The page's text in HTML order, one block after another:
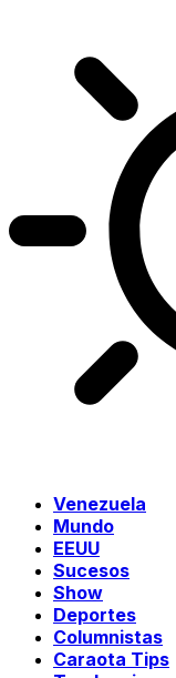
Venezuela
Mundo
EEUU
Sucesos
Show
Deportes
Columnistas
Caraota Tips